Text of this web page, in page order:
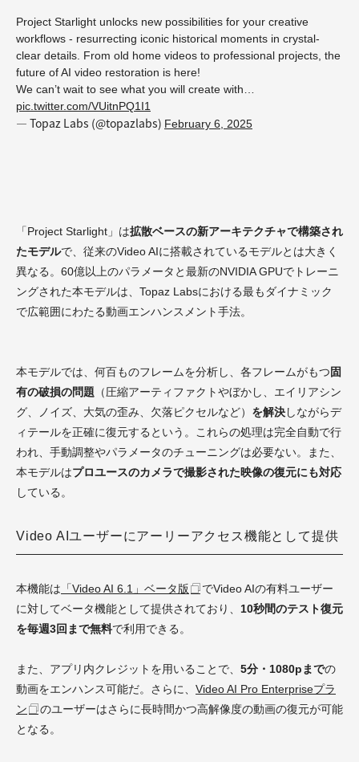
Project Starlight unlocks new possibilities for your creative
workflows - resurrecting iconic historical moments in crystal-
clear details. From old home videos to professional projects, the
future of AI video restoration is here!
We can’t wait to see what you will create with…
pic.twitter.com/VUitnPQ1I1
— Topaz Labs (@topazlabs) February 6, 2025
「Project Starlight」は拡散ベースの新アーキテクチャで構築され
たモデルで、従来のVideo AIに搭載されているモデルとは大きく
異なる。60億以上のパラメータと最新のNVIDIA GPUでトレーニ
ングされた本モデルは、Topaz Labsにおける最もダイナミック
で広範囲にわたる動画エンハンスメント手法。
本モデルでは、何百ものフレームを分析し、各フレームがもつ固
有の破損の問題 （圧縮アーティファクトやぼかし、エイリアシン
グ、ノイズ、大気の歪み、欠落ピクセルなど） を解決しながらデ
ィテールを正確に復元するという。これらの処理は完全自動で行
われ、手動調整やパラメータのチューニングは必要ない。また、
本モデルはプロユースのカメラで撮影された映像の復元にも対応
している。
Video AIユーザーにアーリーアクセス機能として提供
本機能は 「Video AI 6.1」ベータ版
でVideo AIの有料ユーザー
に対してベータ機能として提供されており、 10秒間のテスト復元
を毎週3回まで無料で利用できる。
また、アプリ内クレジットを用いることで、 5分・1080pまでの
動画をエンハンス可能だ。さらに、 Video AI Pro Enterpriseプラ
ン
のユーザーはさらに長時間かつ高解像度の動画の復元が可能
となる。